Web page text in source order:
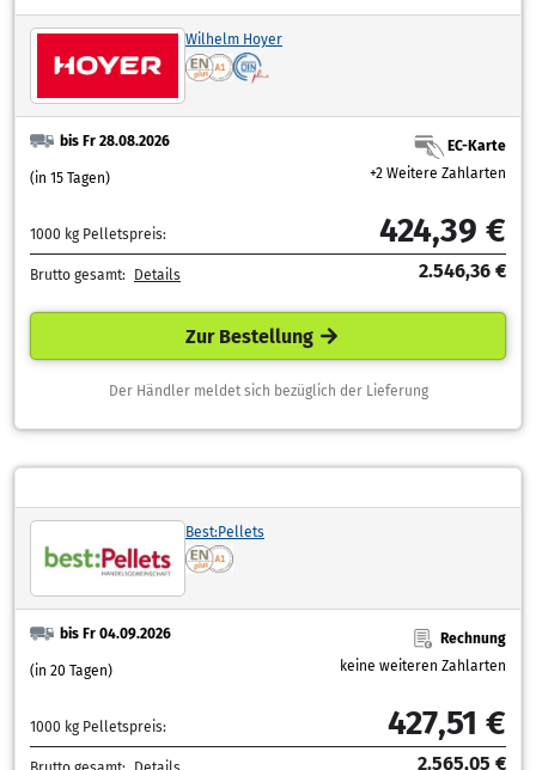
Wilhelm Hoyer
bis Fr 28.08.2026
(in 15 Tagen)
EC-Karte
+2 Weitere Zahlarten
1000 kg Pelletspreis: 424,39 €
Brutto gesamt: Details 2.546,36 €
Zur Bestellung
Der Händler meldet sich bezüglich der Lieferung
Best:Pellets
bis Fr 04.09.2026
(in 20 Tagen)
Rechnung
keine weiteren Zahlarten
1000 kg Pelletspreis: 427,51 €
2.565,05 €